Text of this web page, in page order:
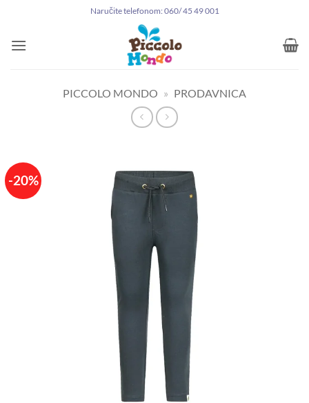
sadržaj
Naručite telefonom: 060/ 45 49 001
PICCOLO MONDO » PRODAVNICA
-20%